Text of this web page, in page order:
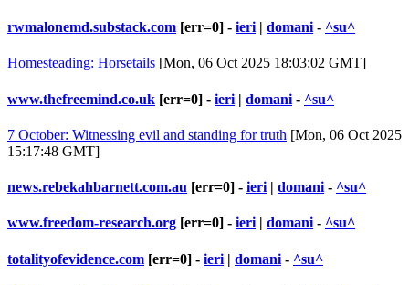
rwmalonemd.substack.com [err=0] - ieri | domani - ^su^
Homesteading: Horsetails [Mon, 06 Oct 2025 18:03:02 GMT]
www.thefreemind.co.uk [err=0] - ieri | domani - ^su^
7 October: Witnessing evil and standing for truth [Mon, 06 Oct 2025
15:17:48 GMT]
news.rebekahbarnett.com.au [err=0] - ieri | domani - ^su^
www.freedom-research.org [err=0] - ieri| domani- ^su^
totalityofevidence.com [err=0] - ieri | domani - ^su^